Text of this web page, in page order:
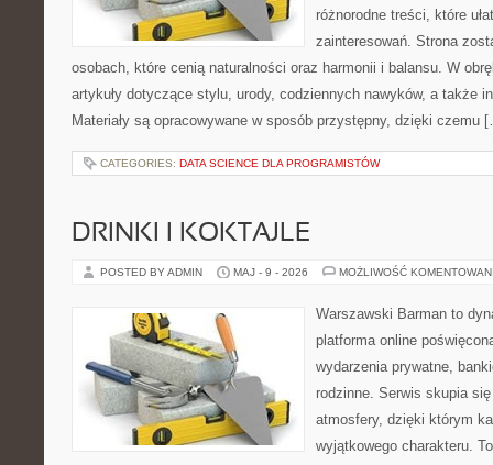
różnorodne treści, które
zainteresowań. Strona
osobach, które cenią naturalności oraz harmonii i balansu. W
artykuły dotyczące stylu, urody, codziennych nawyków, a także
Materiały są opracowywane w sposób przystępny, dzięki czemu
CATEGORIES: DATA SCIENCE DLA PROGRAMISTÓW
DRINKI I KOKTAJLE
POSTED BY ADMIN MAJ - 9 - 2026 MOŻLIWOŚĆ
Warszawski Barman to
platforma online
wydarzenia prywatne,
rodzinne. Serwis skupia
atmosfery, dzięki którym
wyjątkowego charakteru.